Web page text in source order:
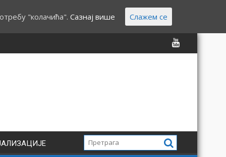
"колачића". Сазнај више Слажем се